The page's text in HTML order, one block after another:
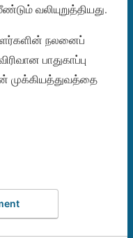
வலியுறுத்தியது.
நலனைப்
பாதுகாப்பு
முக்கியத்துவத்தை